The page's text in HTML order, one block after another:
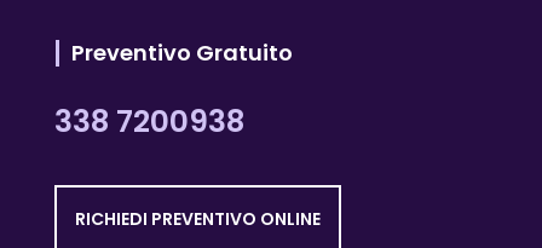
Preventivo Gratuito
338 7200938
RICHIEDI PREVENTIVO ONLINE